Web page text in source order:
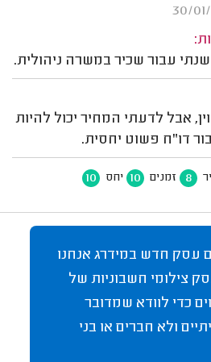
עבור שכיר במשרה ניהולית.
אבל לדעתי המחיר יכול להיות
דו"ח פשוט יחסית.
8 זמנים 10 יחס 10
עסק חדש במידרג אנחנו
צילומי חשבוניות של
כדי לוודא שמדובר
ולא חברים או בני